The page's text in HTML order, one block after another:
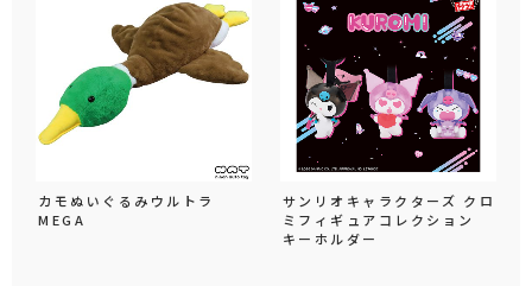
カモぬいぐるみウルトラ
MEGA
サンリオキャラクターズ クロ
ミフィギュアコレクション
キーホルダー